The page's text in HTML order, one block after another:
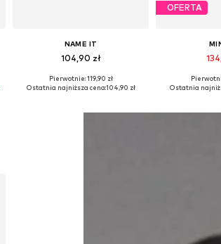
NAME IT
104,90 zł
Dostępne w różnych rozmiarach
Pierwotnie: 119,90 zł
Ostatnia najniższa cena:104,90 zł
OFERTA
Dostępne w
Ostatnia